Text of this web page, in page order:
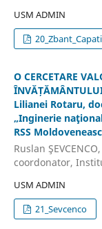
USM ADMIN
O CERCETARE
Lilianei Rotaru,
„Inginerie
RSS
Ruslan
coordonator,
USM ADMIN
21_Sevcenco